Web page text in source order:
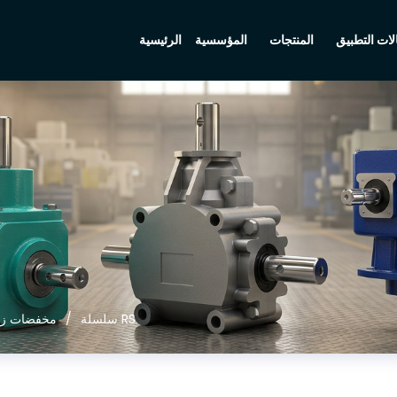
الرئيسية المؤسسية المنتجات التطبيق
مخفضات سلسلة RS